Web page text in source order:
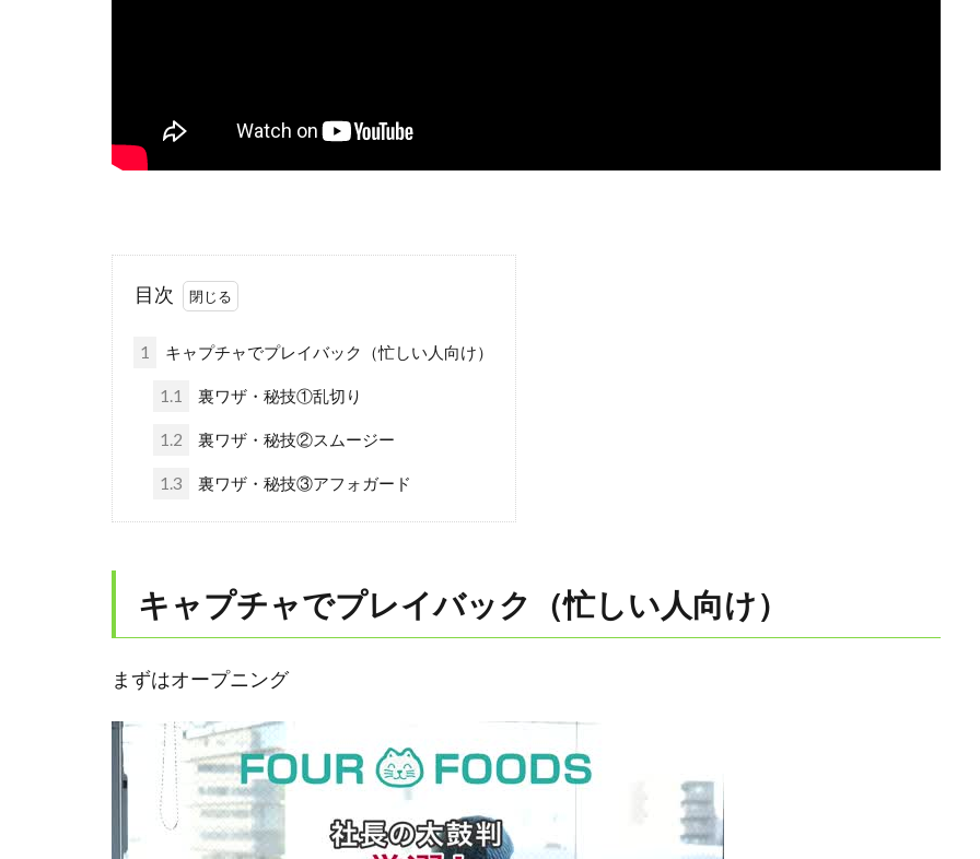
目次
1 キャプチャでプレイバック（忙しい人向け）
1.1 裏ワザ・秘技①乱切り
1.2 裏ワザ・秘技②スムージー
1.3 裏ワザ・秘技③アフォガード
キャプチャでプレイバック（忙しい人向け）
まずはオープニング